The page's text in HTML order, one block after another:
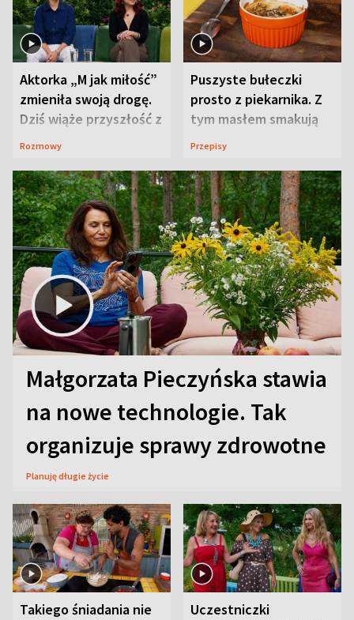
Aktorka „M jak miłość”
zmieniła swoją drogę.
Dziś wiąże przyszłość z
neurobiologią
Rozmowy
Puszyste bułeczki
prosto z piekarnika. Z
tym masłem smakują
jeszcze lepiej
Przepisy
Małgorzata Pieczyńska stawia
na nowe technologie. Tak
organizuje sprawy zdrowotne
Planuję długie życie
Takiego śniadania nie
Uczestniczki